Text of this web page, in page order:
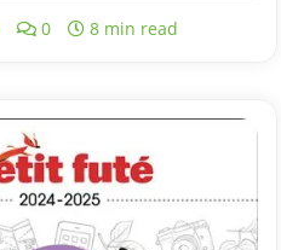
0 8 min read